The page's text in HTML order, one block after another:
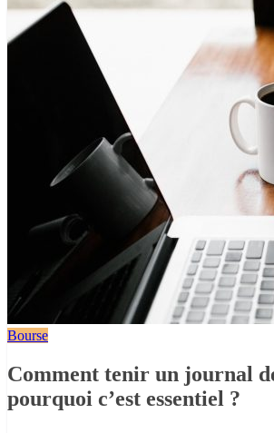
Bourse
Comment tenir un journal
pourquoi c’est essentiel ?